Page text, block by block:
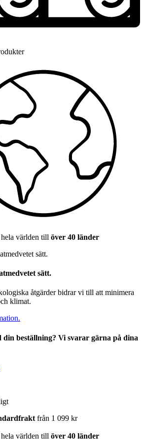
världen till över 40 länder
sätt.
åtgärder bidrar vi till att minimera
klimat.
din beställning? Vi svarar gärna på dina
från 1 099 kr
världen till över 40 länder